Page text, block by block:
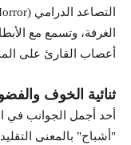
الغرفة، وتسمع مع
أعصاب القارئ على
ثنائية الخوف
أحد أجمل الجوانب في
"أشباح" بالمعنى